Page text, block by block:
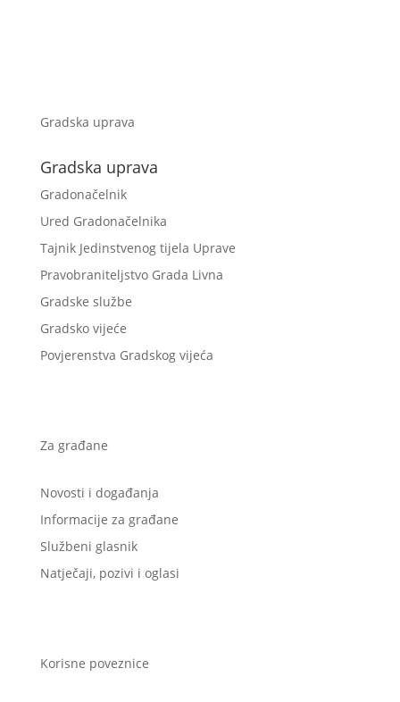
Gradska uprava
Gradska uprava
Gradonačelnik
Ured Gradonačelnika
Tajnik Jedinstvenog tijela Uprave
Pravobraniteljstvo Grada Livna
Gradske službe
Gradsko vijeće
Povjerenstva Gradskog vijeća
Za građane
Novosti i događanja
Informacije za građane
Službeni glasnik
Natječaji, pozivi i oglasi
Korisne poveznice